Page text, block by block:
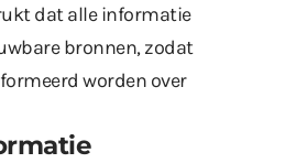
dat alle informatie
bronnen, zodat
worden over